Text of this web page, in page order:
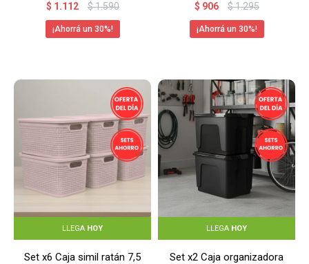
$ 1.112 $1.590
30
$ 906 $1.295
30
LLEGA HOY
Set x6 Caja simil ratán 7,5
LLEGA HOY
Set x2 Caja organizadora